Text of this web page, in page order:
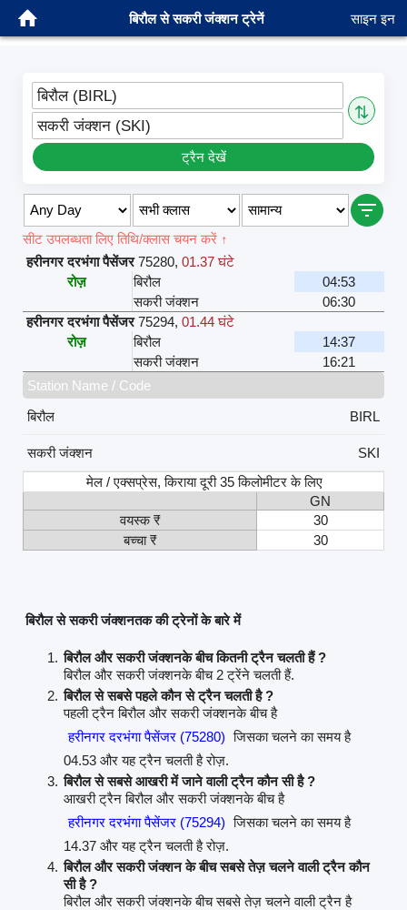
बिरौल से सकरी जंक्शन ट्रेनें साइन इन
बिरौल (BIRL)
⇅
सकरी जंक्शन (SKI)
ट्रैन देखें
सीट उपलब्धता लिए तिथि/क्लास चयन करें ↑
हरीनगर दरभंगा पैसेंजर 75280, 01.37 घंटे
रोज़
बिरौल
04:53
सकरी जंक्शन
06:30
हरीनगर दरभंगा पैसेंजर 75294, 01.44 घंटे
रोज़
बिरौल
14:37
सकरी जंक्शन
16:21
Station Name / Code
बिरौल
BIRL
सकरी जंक्शन
SKI
मेल / एक्सप्रेस, किराया दूरी 35 किलोमीटर के लिए
GN
वयस्क ₹
30
बच्चा ₹
30
बिरौल से सकरी जंक्शनतक की ट्रेनों के बारे में
बिरौल और सकरी जंक्शनके बीच कितनी ट्रैन चलती हैं ?
बिरौल और सकरी जंक्शनके बीच 2 ट्रेंने चलती हैं.
बिरौल से सबसे पहले कौन से ट्रैन चलती है ?
पहली ट्रैन बिरौल और सकरी जंक्शनके बीच है
हरीनगर दरभंगा पैसेंजर (75280) जिसका चलने का समय है
04.53 और यह ट्रैन चलती है रोज़.
बिरौल से सबसे आखरी में जाने वाली ट्रैन कौन सी है ?
आखरी ट्रैन बिरौल और सकरी जंक्शनके बीच है
हरीनगर दरभंगा पैसेंजर (75294) जिसका चलने का समय है
14.37 और यह ट्रैन चलती है रोज़.
बिरौल और सकरी जंक्शन के बीच सबसे तेज़ चलने वाली ट्रैन कौन
सी है ?
बिरौल और सकरी जंक्शनके बीच सबसे तेज़ चलने वाली ट्रैन है